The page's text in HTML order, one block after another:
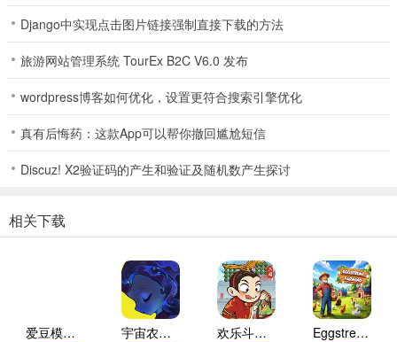
4. 商店经营：设计并优化商店，发掘独特店主，升级提升产量解锁新
商品，发展经济。
5. 游玩方式：支持随时随地在线或离线游玩，找到科学、危险与利润
的平衡，打造终极英雄乐园。
英雄乐园2(外星经营冒险游戏)常见问题
1. 英雄乐园2能在哪些设备上玩？
2. 游戏里能做什么？
答：能在神秘外星球建造并经营商店与地牢，培育怪物和种植外星植
物，为英雄策划冒险，设计用于战斗、掠夺和研究的地下城，建造升
级并优化商店，发掘提升独特店主，制作商品发展经济。
Django中实现点击图片链接强制直接下载的方法
旅游网站管理系统 TourEx B2C V6.0 发布
wordpress博客如何优化，设置更符合搜索引擎优化
真有后悔药：这款App可以帮你撤回尴尬短信
Discuz! X2验证码的产生和验证及随机数产生探讨
相关下载
爱豆模拟器
宇宙农场物语手机版
欢乐斗萌将官方版
Eggstreme Farming游戏